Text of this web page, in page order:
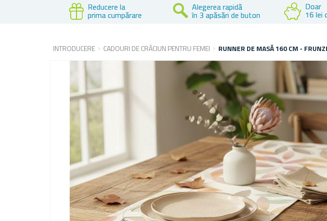
Reducere la
prima cumpărare
Alegerea rapidă
în 3 apăsări de buton
Doar
16 lei
INTRODUCERE CADOURI DE CRĂCIUN PENTRU FEMEI RUNNER DE MASĂ 160 CM -